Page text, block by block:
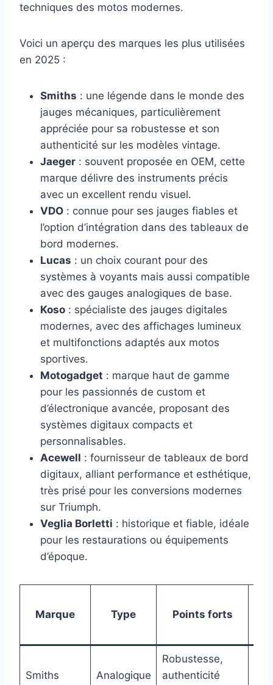
techniques des motos modernes.
Voici un aperçu des marques les plus utilisées
en 2025 :
Smiths : une légende dans le monde des
jauges mécaniques, particulièrement
appréciée pour sa robustesse et son
authenticité sur les modèles vintage.
Jaeger : souvent proposée en OEM, cette
marque délivre des instruments précis
avec un excellent rendu visuel.
VDO : connue pour ses jauges fiables et
l’option d’intégration dans des tableaux de
bord modernes.
Lucas : un choix courant pour des
systèmes à voyants mais aussi compatible
avec des gauges analogiques de base.
Koso : spécialiste des jauges digitales
modernes, avec des affichages lumineux
et multifonctions adaptés aux motos
sportives.
Motogadget : marque haut de gamme
pour les passionnés de custom et
d’électronique avancée, proposant des
systèmes digitaux compacts et
personnalisables.
Acewell : fournisseur de tableaux de bord
digitaux, alliant performance et esthétique,
très prisé pour les conversions modernes
sur Triumph.
Veglia Borletti : historique et fiable, idéale
pour les restaurations ou équipements
d’époque.
Marque Type Points forts
Smiths Analogique
Robustesse,
authenticité